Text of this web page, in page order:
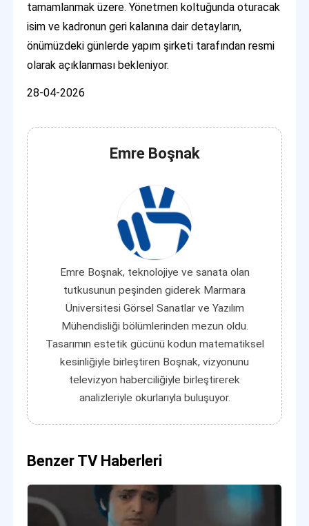
tamamlanmak üzere. Yönetmen koltuğunda oturacak
isim ve kadronun geri kalanına dair detayların,
önümüzdeki günlerde yapım şirketi tarafından resmi
olarak açıklanması bekleniyor.
28-04-2026
Emre Boşnak
Emre Boşnak, teknolojiye ve sanata olan
tutkusunun peşinden giderek Marmara
Üniversitesi Görsel Sanatlar ve Yazılım
Mühendisliği bölümlerinden mezun oldu.
Tasarımın estetik gücünü kodun matematiksel
kesinliğiyle birleştiren Boşnak, vizyonunu
televizyon haberciliğiyle birleştirerek
analizleriyle okurlarıyla buluşuyor.
Benzer TV Haberleri